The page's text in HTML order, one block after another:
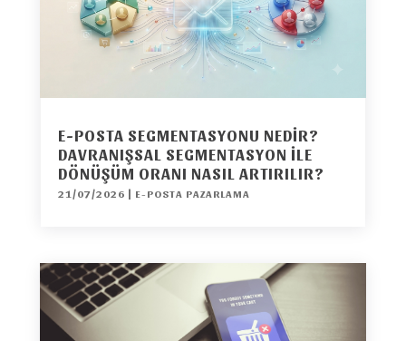
E-POSTA SEGMENTASYONU NEDIR?
DAVRANIŞSAL SEGMENTASYON ILE
DÖNÜŞÜM ORANI NASIL ARTIRILIR?
21/07/2026 | E-POSTA PAZARLAMA